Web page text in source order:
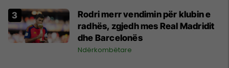
Rodri merr vendimin për klubin e
radhës, zgjedh mes Real Madridit
dhe Barcelonës
Ndërkombëtare